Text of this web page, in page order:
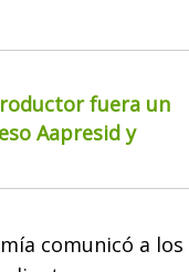
fuera un
Aapresid y
comunicó a los